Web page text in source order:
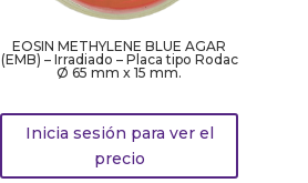
EOSIN METHYLENE BLUE AGAR
(EMB) – Irradiado – Placa tipo Rodac
Ø 65 mm x 15 mm.
Inicia sesión para ver el
precio